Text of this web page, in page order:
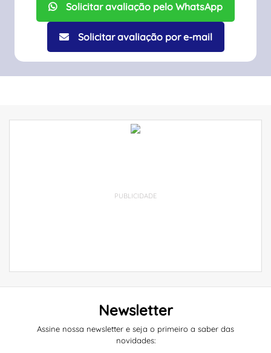
Solicitar avaliação pelo WhatsApp
Solicitar avaliação por e-mail
PUBLICIDADE
Newsletter
Assine nossa newsletter e seja o primeiro a saber das
novidades: